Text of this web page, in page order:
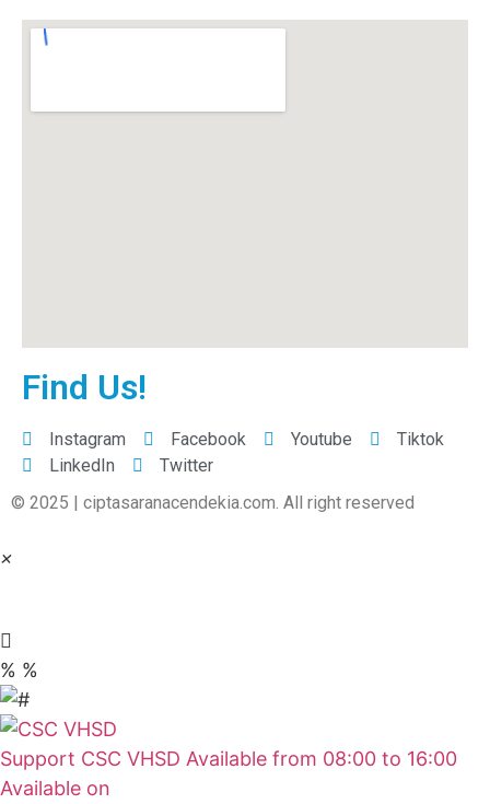
Find Us!
Instagram Facebook Youtube
Tiktok
LinkedIn
Twitter
© 2025 | ciptasaranacendekia.com. All right reserved
×
% %
Support CSC VHSD Available from 08:00 to 16:00
Available on